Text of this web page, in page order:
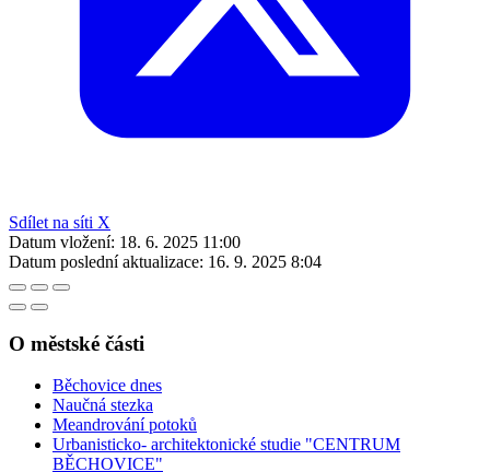
Sdílet na síti X
Datum vložení: 18. 6. 2025 11:00
Datum poslední aktualizace: 16. 9. 2025 8:04
O městské části
Běchovice dnes
Naučná stezka
Meandrování potoků
Urbanisticko- architektonické studie "CENTRUM
BĚCHOVICE"